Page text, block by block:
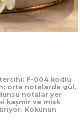
F-004 kodlu
orta notalarda gül,
notalar yer
kaşmir ve misk
Kokunun